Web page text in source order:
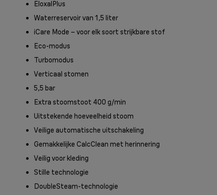
EloxalPlus
Waterreservoir van 1,5 liter
iCare Mode – voor elk soort strijkbare stof
Eco-modus
Turbomodus
Verticaal stomen
5,5 bar
Extra stoomstoot 400 g/min
Uitstekende hoeveelheid stoom
Veilige automatische uitschakeling
Gemakkelijke CalcClean met herinnering
Veilig voor kleding
Stille technologie
DoubleSteam-technologie